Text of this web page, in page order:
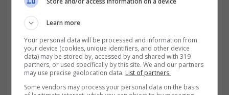
Learn more
Your personal data will be processed and information from
your device (cookies, unique identifiers, and other device
data) may be stored by, accessed by and shared with 319
partners, or used specifically by this site. We and our partners
may use precise geolocation data. List of partners.
Some vendors may process your personal data on the basis